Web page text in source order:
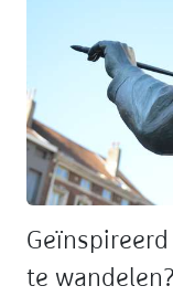
te wandelen?